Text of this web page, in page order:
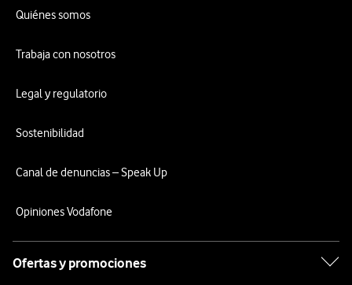
Quiénes somos
Trabaja con nosotros
Legal y regulatorio
Sostenibilidad
Canal de denuncias – Speak Up
Opiniones Vodafone
Ofertas y promociones